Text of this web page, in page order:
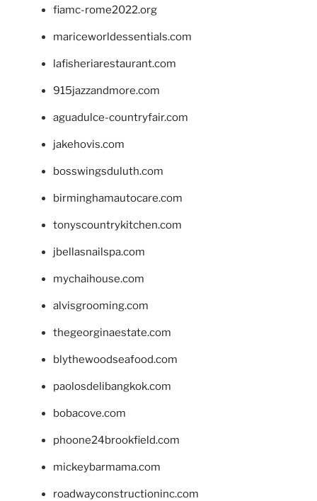
fiamc-rome2022.org
mariceworldessentials.com
lafisheriarestaurant.com
915jazzandmore.com
aguadulce-countryfair.com
jakehovis.com
bosswingsduluth.com
birminghamautocare.com
tonyscountrykitchen.com
jbellasnailspa.com
mychaihouse.com
alvisgrooming.com
thegeorginaestate.com
blythewoodseafood.com
paolosdelibangkok.com
bobacove.com
phoone24brookfield.com
mickeybarmama.com
roadwayconstructioninc.com